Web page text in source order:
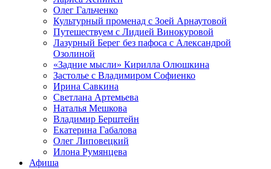
Олег Гальченко
Культурный променад с Зоей Арнаутовой
Путешествуем с Лидией Винокуровой
Лазурный Берег без пафоса с Александрой
Озолиной
«Задние мысли» Кирилла Олюшкина
Застолье с Владимиром Софиенко
Ирина Савкина
Светлана Артемьева
Наталья Мешкова
Владимир Берштейн
Екатерина Габалова
Олег Липовецкий
Илона Румянцева
Афиша